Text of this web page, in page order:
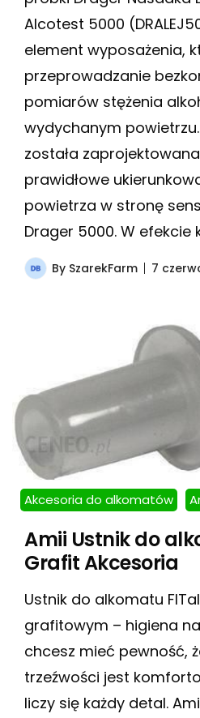
Alcotest 5000
element wyposażenia,
przeprowadzanie
pomiarów stężenia
wydychanym
została
prawidłowe
powietrza w stronę
Drager 5000. W efekcie
By SzarekFarm 7
Akcesoria do alkomatów
Amii Ustnik do
Grafit Akcesoria
Ustnik do alkomatu
grafitowym – higiena
chcesz mieć pewność,
trzeźwości jest
liczy się każdy detal.